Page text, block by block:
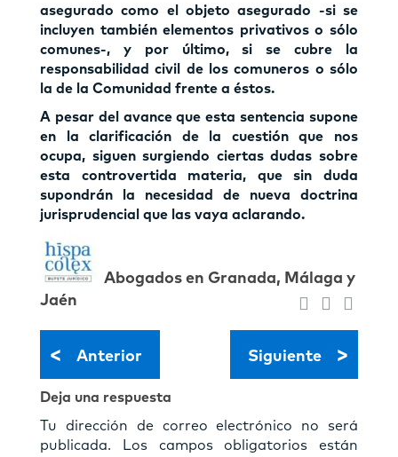
asegurado como el objeto asegurado -si se
incluyen también elementos privativos o sólo
comunes-, y por último, si se cubre la
responsabilidad civil de los comuneros o sólo
la de la Comunidad frente a éstos.
A pesar del avance que esta sentencia supone
en la clarificación de la cuestión que nos
ocupa, siguen surgiendo ciertas dudas sobre
esta controvertida materia, que sin duda
supondrán la necesidad de nueva doctrina
jurisprudencial que las vaya aclarando.
Abogados en Granada, Málaga y
Jaén
< Anterior Siguiente >
Deja una respuesta
Tu dirección de correo electrónico no será
publicada.
Los campos obligatorios están